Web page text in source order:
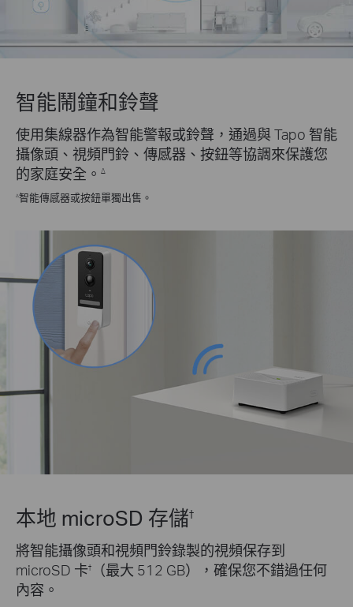
智能鬧鐘和鈴聲
使用集線器作為智能警報或鈴聲，通過與 Tapo 智能
攝像頭、視頻門鈴、傳感器、按鈕等協調來保護您
的家庭安全。 Δ
Δ智能傳感器或按鈕單獨出售。
本地 microSD 存儲†
將智能攝像頭和視頻門鈴錄製的視頻保存到
microSD 卡†
（最大 512 GB），確保您不錯過任何
內容。